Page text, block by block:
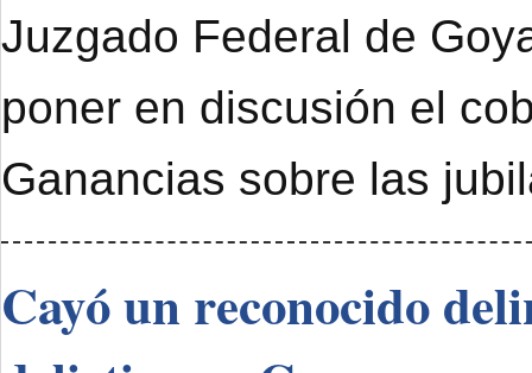
Juzgado Federal de
poner en discusión el
Ganancias sobre las
Cayó un reconocido